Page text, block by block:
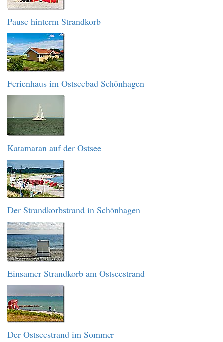
Pause hinterm Strandkorb
Ferienhaus im Ostseebad Schönhagen
Katamaran auf der Ostsee
Der Strandkorbstrand in Schönhagen
Einsamer Strandkorb am Ostseestrand
Der Ostseestrand im Sommer